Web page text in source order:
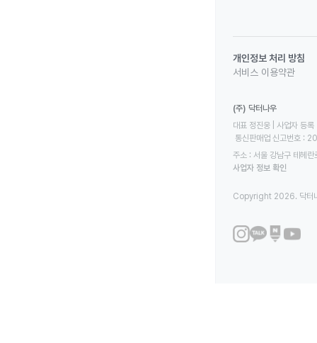
개인정보 처리 방침
서비스 이용약관
(주) 닥터나우
대표 정진웅 | 사업자
통신판매업 신고번호
주소 : 서울 강남구 테헤
사업자 정보 확인
Copyright 2026. 닥터